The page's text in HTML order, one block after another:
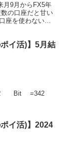
月9月からFX5年
の口座だと甘い
座を使わない訳
イ活)】5月結
Bit =342
ポイ活)】2024